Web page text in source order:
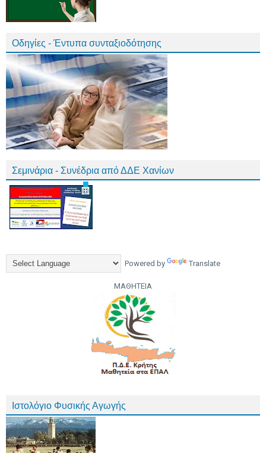
Οδηγίες - Έντυπα συνταξιοδότησης
Σεμινάρια - Συνέδρια από ΔΔΕ Χανίων
Powered by Translate
ΜΑΘΗΤΕΙΑ
Ιστολόγιο Φυσικής Αγωγής